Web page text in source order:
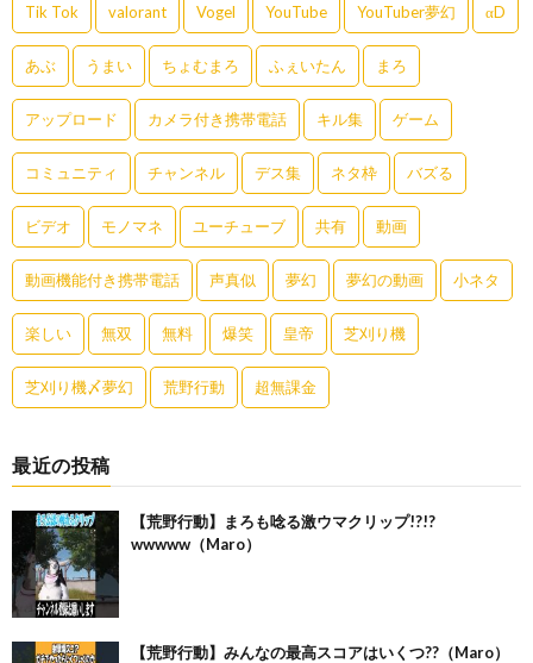
Tik Tok valorant Vogel YouTube YouTuber夢幻 αD
あぶ うまい ちょむまろ ふぇいたん まろ
アップロード カメラ付き携帯電話 キル集 ゲーム
コミュニティ チャンネル デス集 ネタ枠 バズる
ビデオ モノマネ ユーチューブ 共有 動画
動画機能付き携帯電話 声真似 夢幻 夢幻の動画 小ネタ
楽しい 無双 無料 爆笑 皇帝 芝刈り機
芝刈り機〆夢幻 荒野行動 超無課金
最近の投稿
【荒野行動】まろも唸る激ウマクリップ!?!?
wwwww（Maro）
【荒野行動】みんなの最高スコアはいくつ??（Maro）